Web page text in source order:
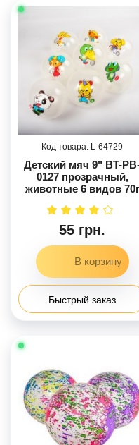
64729
Детский мяч 9" BT-
0127 прозрачный,
животные 6 видов 70г
55 грн.
Быстрый заказ